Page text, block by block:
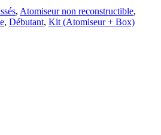
, Atomiseur non reconstructible,
, Débutant, Kit (Atomiseur + Box)